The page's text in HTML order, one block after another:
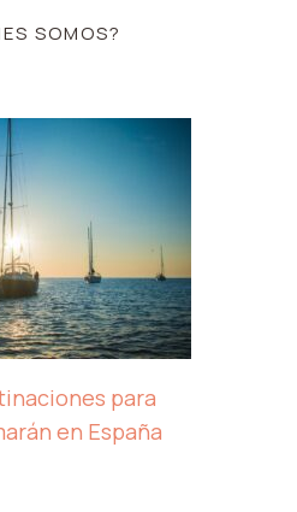
SOMOS?
para
en España